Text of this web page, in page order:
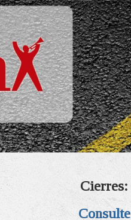
Cierres:
Consulte